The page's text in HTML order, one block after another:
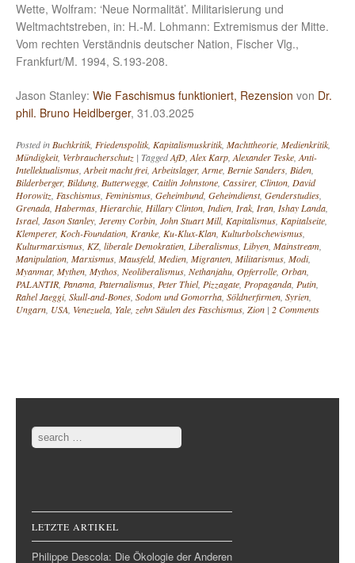
Wette, Wolfram: ‘Neue Normalität’. Militarisierung und
Weltmachtstreben, in: H.-M. Lohmann: Extremismus der Mitte.
Vom rechten Verständnis deutscher Nation, Fischer Vlg.,
Frankfurt/M. 1994, S.193-208.
Jason Stanley: Wie Faschismus funktioniert, Rezension von Dr.
phil. Bruno Heidlberger, 31.03.2025
Posted inBuchkritik, Friedenspolitk, Kapitalismuskritik, Machttheorie, Medienkritik,
Mündigkeit, Verbraucherschutz | TaggedAfD,Alex Karp,Alexander Teske,Anti-
Intellektualismus,Arbeit macht frei,Arbeitslager,Arme, Bernie Sanders, Biden,
Bilderberger, Bildung, Butterwegge, Caitlin Johnstone, Cassirer, Clinton, David
Horowitz, Faschismus, Feminismus, Geheimbund, Geheimdienst, Genderstudies,
Grenada, Habermas, Hierarchie, Hillary Clinton, Indien, Irak, Iran, Ishay Landa,
Israel, Jason Stanley, Jeremy Corbin, John Stuart Mill, Kapitalismus, Kapitalseite,
Klemperer, Koch-Foundation, Kranke, Ku-Klux-Klan, Kulturbolschewismus,
Kulturmarxismus, KZ, liberale Demokratien, Liberalismus, Libyen, Mainstream,
Manipulation, Marxismus, Mausfeld, Medien, Migranten, Militarismus, Modi,
Myanmar, Mythen, Mythos, Neoliberalismus, Nethanjahu, Opferrolle, Orban,
PALANTIR, Panama, Paternalismus, Peter Thiel, Pizzagate, Propaganda, Putin,
Rahel Jaeggi, Skull-and-Bones, Sodom und Gomorrha, Söldnerfirmen, Syrien,
Ungarn, USA, Venezuela, Yale, zehn Säulen des Faschismus, Zion | 2 Comments
Post navigation
Search
LETZTE ARTIKEL
Philippe Descola: Die Ökologie der Anderen